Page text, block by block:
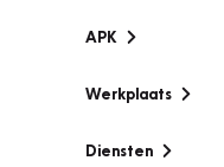
APK
Werkplaats
Diensten